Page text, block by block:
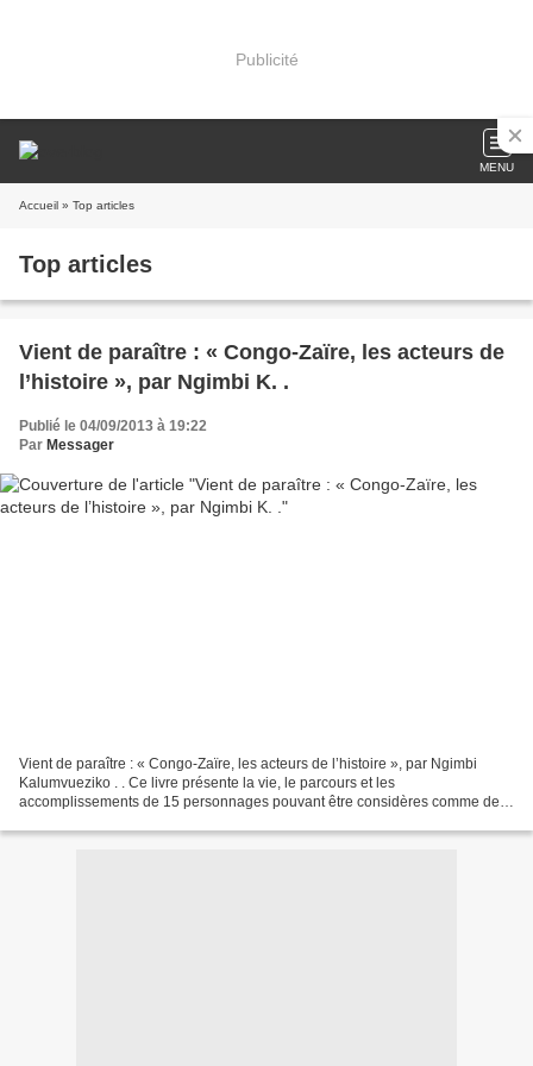
Publicité
MENU
Accueil » Top articles
Top articles
Vient de paraître : « Congo-Zaïre, les acteurs de
l’histoire », par Ngimbi K. .
Publié le 04/09/2013 à 19:22
Par Messager
Vient de paraître : « Congo-Zaïre, les acteurs de l’histoire », par Ngimbi
Kalumvueziko . . Ce livre présente la vie, le parcours et les
accomplissements de 15 personnages pouvant être considères comme des